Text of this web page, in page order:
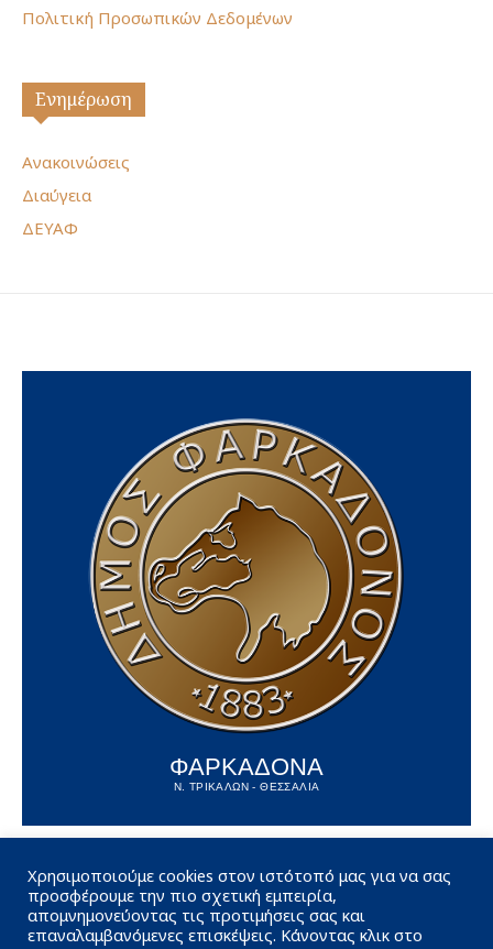
Πολιτική Προσωπικών Δεδομένων
Ενημέρωση
Ανακοινώσεις
Διαύγεια
ΔΕΥΑΦ
ΦΑΡΚΑΔΟΝΑ
Ν. ΤΡΙΚΑΛΩΝ - ΘΕΣΣΑΛΙΑ
Χρησιμοποιούμε cookies στον ιστότοπό μας για να σας
προσφέρουμε την πιο σχετική εμπειρία,
απομνημονεύοντας τις προτιμήσεις σας και
επαναλαμβανόμενες επισκέψεις. Κάνοντας κλικ στο